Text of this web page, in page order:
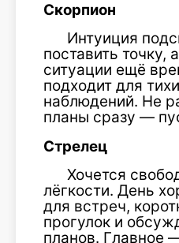
Скорпион
Интуиция
поставить точку,
ситуации ещё
подходит для
наблюдений. Не
планы сразу —
Стрелец
Хочется
лёгкости. День
для встреч,
прогулок и
планов. Главное